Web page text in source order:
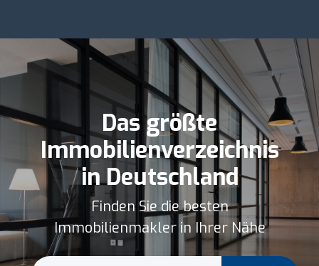
Das größte
Immobilienverzeichnis
in Deutschland
Finden Sie die besten
Immobilienmakler in Ihrer Nähe